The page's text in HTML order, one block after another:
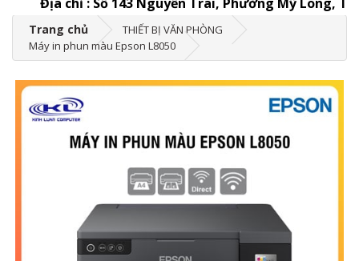
Trang chủ
THIẾT BỊ VĂN PHÒNG
Máy in phun màu Epson L8050